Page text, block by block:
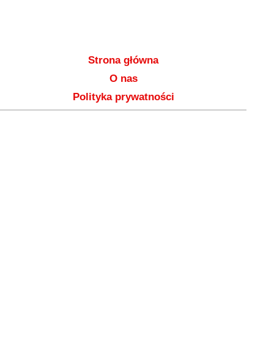
Strona główna
O nas
Polityka prywatności